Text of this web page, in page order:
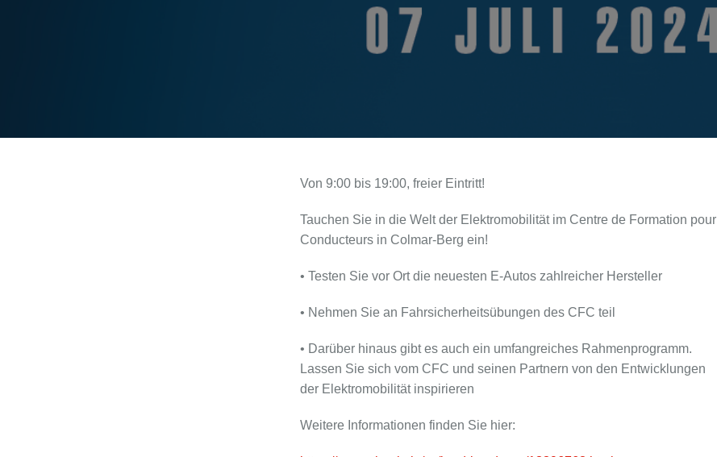
Von 9:00 bis 19:00, freier Eintritt!
Tauchen Sie in die Welt der Elektromobilität im Centre de Formation pour
Conducteurs in Colmar-Berg ein!
• Testen Sie vor Ort die neuesten E-Autos zahlreicher Hersteller
• Nehmen Sie an Fahrsicherheitsübungen des CFC teil
• Darüber hinaus gibt es auch ein umfangreiches Rahmenprogramm.
Lassen Sie sich vom CFC und seinen Partnern von den Entwicklungen
der Elektromobilität inspirieren
Weitere Informationen finden Sie hier: